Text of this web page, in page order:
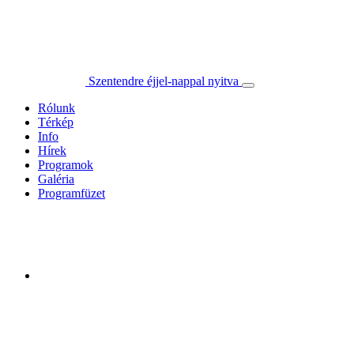
Szentendre éjjel-nappal nyitva
Rólunk
Térkép
Info
Hírek
Programok
Galéria
Programfüzet